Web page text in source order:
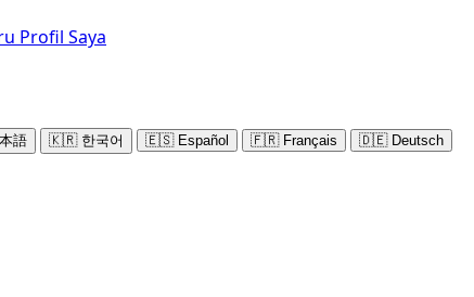
Profil Saya
語 🇰🇷 한국어 🇪🇸 Español 🇫🇷 Français 🇩🇪 Deutsch